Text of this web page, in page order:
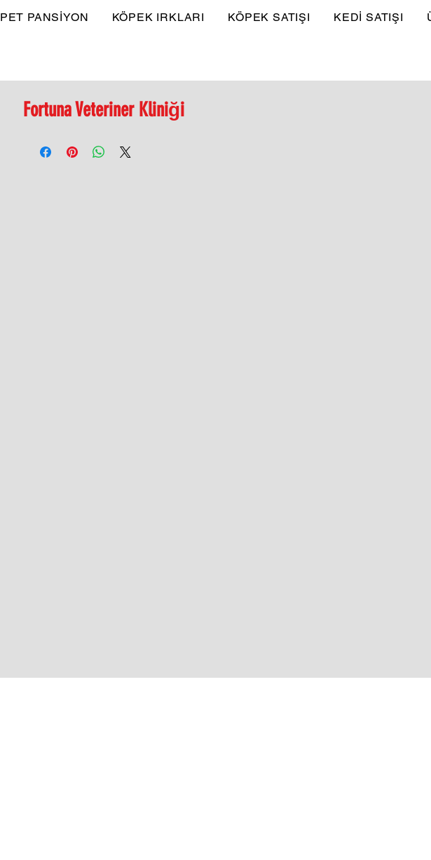
PET PANSİYON KÖPEK IRKLARI KÖPEK SATIŞI KEDİ SATIŞI
Fortuna Veteriner Kliniği